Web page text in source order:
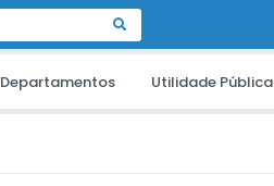
Departamentos Utilidade Pública